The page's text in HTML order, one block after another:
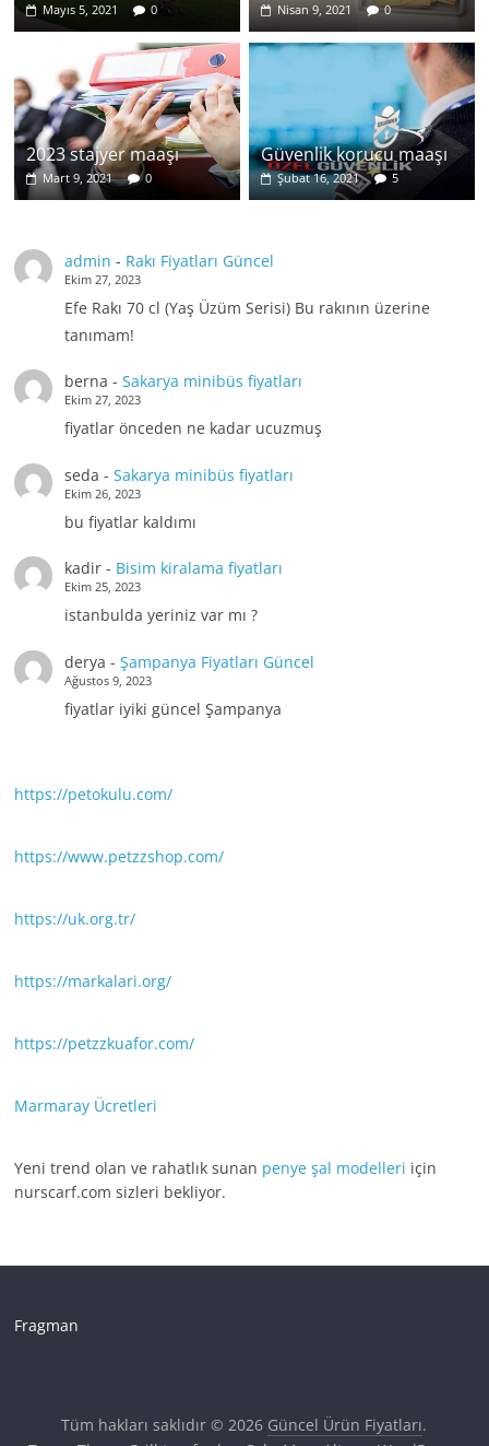
Mayıs 5, 2021 0 Nisan 9, 2021 0
2023 stajyer maaşı
Mart 9, 2021 0
Güvenlik korucu maaşı
Şubat 16, 2021 5
admin - Rakı Fiyatları Güncel
Ekim 27, 2023
Efe Rakı 70 cl (Yaş Üzüm Serisi) Bu rakının üzerine
tanımam!
berna - Sakarya minibüs fiyatları
Ekim 27, 2023
fiyatlar önceden ne kadar ucuzmuş
seda - Sakarya minibüs fiyatları
Ekim 26, 2023
bu fiyatlar kaldımı
kadir- Bisim kiralama fiyatları
Ekim 25, 2023
istanbulda yeriniz var mı ?
derya - Şampanya Fiyatları Güncel
Ağustos 9, 2023
fiyatlar iyiki güncel Şampanya
https://petokulu.com/
https://www.petzzshop.com/
https://uk.org.tr/
https://markalari.org/
https://petzzkuafor.com/
Marmaray Ücretleri
Yeni trend olan ve rahatlık sunan penye şal modelleri için
nurscarf.com sizleri bekliyor.
Fragman
Tüm hakları saklıdır © 2026 Güncel Ürün Fiyatları.